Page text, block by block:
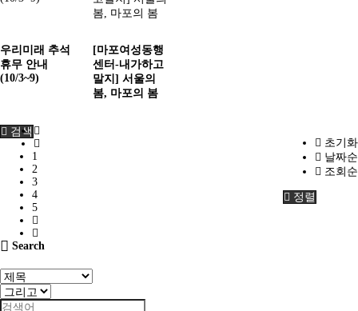
우리미래 추석
휴무 안내
(10/3~9)
[마포여성동행
센터-내가하고
말지] 서울의
봄, 마포의 봄
초기화
날짜순
조회순
정렬
검색
1
2
3
4
5
Search